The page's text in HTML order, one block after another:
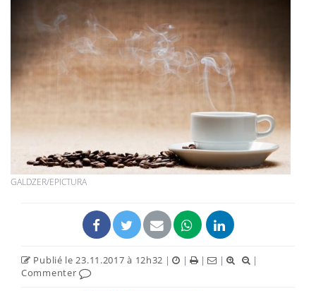
GALDZER/EPICTURA
Publié le 23.11.2017 à 12h32 | | | |
|
Commenter